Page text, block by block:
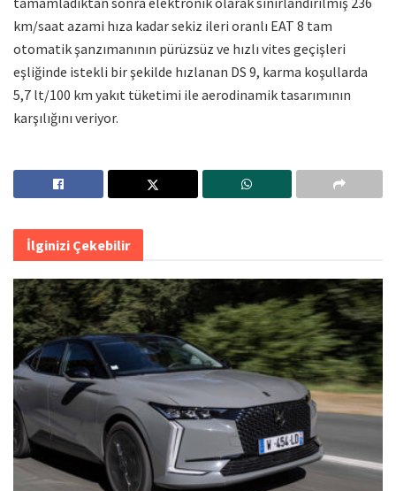
km/saat azami hıza kadar sekiz ileri oranlı EAT 8 tam
otomatik şanzımanının pürüzsüz ve hızlı vites geçişleri
eşliğinde istekli bir şekilde hızlanan DS 9, karma koşullarda
5,7 lt/100 km yakıt tüketimi ile aerodinamik tasarımının
karşılığını veriyor.
İlginizi Çekebilir